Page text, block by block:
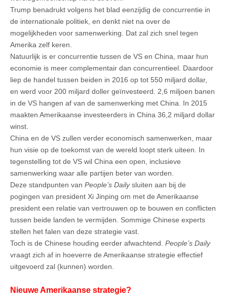
Trump benadrukt volgens het blad eenzijdig de concurrentie in
de internationale politiek, en denkt niet na over de
mogelijkheden voor samenwerking. Dat zal zich snel tegen
Amerika zelf keren.
Natuurlijk is er concurrentie tussen de VS en China, maar hun
economie is meer complementair dan concurrentieel. Daardoor
liep de handel tussen beiden in 2016 op tot 550 miljard dollar,
en werd voor 200 miljard doller geïnvesteerd. 2,6 miljoen banen
in de VS hangen af van de samenwerking met China. In 2015
maakten Amerikaanse investeerders in China 36,2 miljard dollar
winst.
China en de VS zullen verder economisch samenwerken, maar
hun visie op de toekomst van de wereld loopt sterk uiteen. In
tegenstelling tot de VS wil China een open, inclusieve
samenwerking waar alle partijen beter van worden.
Deze standpunten van People’s Dailysluiten aan bij de
pogingen van president Xi Jinping om met de Amerikaanse
president een relatie van vertrouwen op te bouwen en conflicten
tussen beide landen te vermijden. Sommige Chinese experts
stellen het falen van deze strategie vast.
Toch is de Chinese houding eerder afwachtend. People’s Daily
vraagt zich af in hoeverre de Amerikaanse strategie effectief
uitgevoerd zal (kunnen) worden.
Nieuwe Amerikaanse strategie?